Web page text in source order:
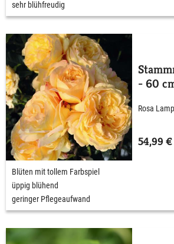
sehr blühfreudig
- 60
Rosa
54,99 €
Blüten mit tollem Farbspiel
üppig blühend
geringer Pflegeaufwand